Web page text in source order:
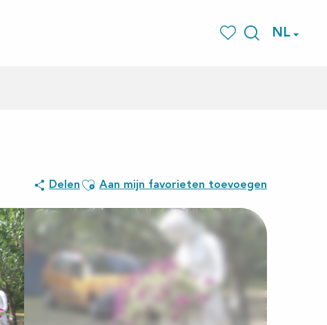
NL
Delen Ajouter aux favoris
Aan mijn favorieten toevoegen